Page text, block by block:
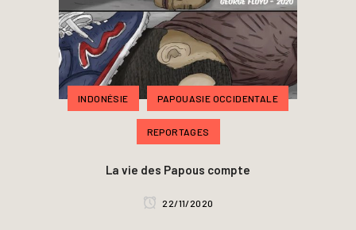
INDONÉSIE PAPOUASIE OCCIDENTALE
REPORTAGES
La vie des Papous compte
22/11/2020